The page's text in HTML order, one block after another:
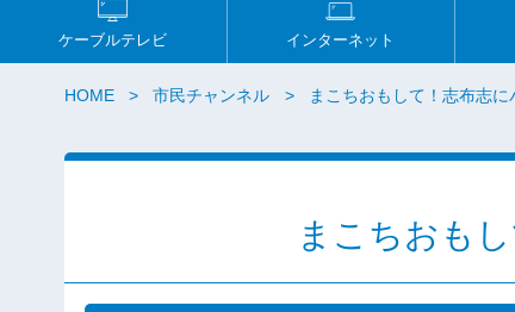
ケーブルテレビ インターネット
HOME 市民チャンネル まこちおもして！志布志に
まこちおも